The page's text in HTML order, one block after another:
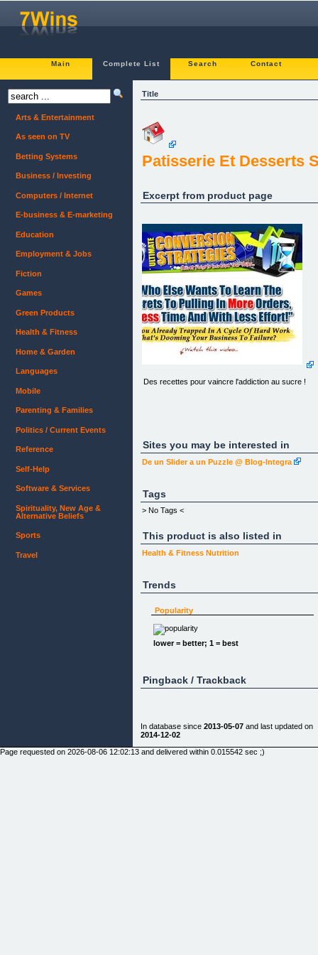
Main Complete List Search Contact
Title
Patisserie Et Desserts
Excerpt from product page
Des recettes pour vaincre l'addiction au sucre !
[](http://www.dessertcruregal.com)
Des recettes pas comme les autres !
[Les Desserts CrurÃ©gal]
(http://www.dessertcruregal.com/) [Plus de
recettes](http://www.dessertcruregal.com/ebook/)
Les Desserts CRUREGAL : Pour se faire plaisir
sans se sentir coupable !
[](http://1.desscl.pay.clickbank.net)
J’aimerais vous poser 4 questions importantes :
Sites you may be interested in
De un Slider a un Puzzle @ Blog-Integra
Tags
> No Tags <
This product is also listed in
Health & Fitness Nutrition
Trends
Popularity
lower = better; 1 = best
Pingback / Trackback
In database since 2013-05-07 and last updated on
2014-12-02
Arts & Entertainment
As seen on TV
Betting Systems
Business / Investing
Computers / Internet
E-business & E-marketing
Education
Employment & Jobs
Fiction
Games
Green Products
Health & Fitness
Home & Garden
Languages
Mobile
Parenting & Families
Politics / Current Events
Reference
Self-Help
Software & Services
Spirituality, New Age &
Alternative Beliefs
Sports
Travel
Page requested on 2026-08-06 12:02:13 and delivered within 0.015542 sec ;)